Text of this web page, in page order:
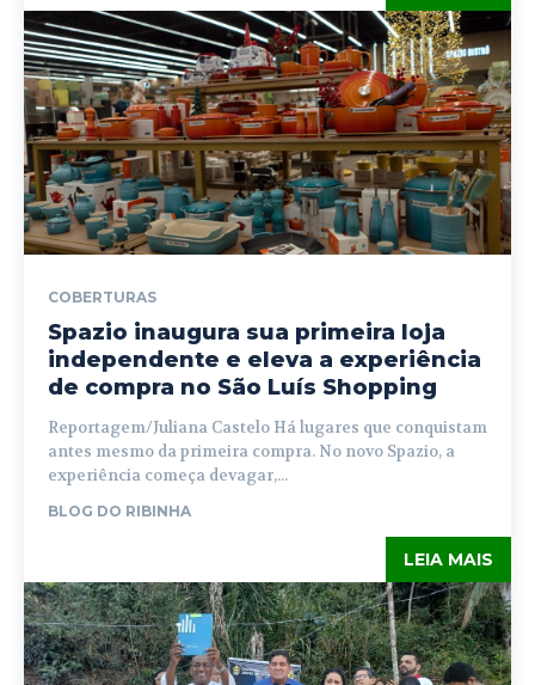
COBERTURAS
Spazio inaugura sua primeira loja
independente e eleva a experiência
de compra no São Luís Shopping
Reportagem/Juliana Castelo Há lugares que conquistam
antes mesmo da primeira compra. No novo Spazio, a
experiência começa devagar,...
BLOG DO RIBINHA
LEIA MAIS